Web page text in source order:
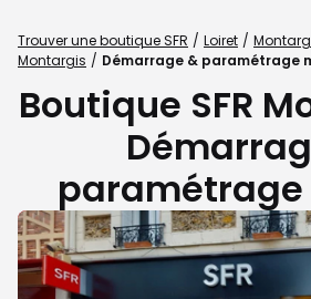
Trouver une boutique SFR Loiret
Montargis
Démarrage & paramétrage
Boutique SFR